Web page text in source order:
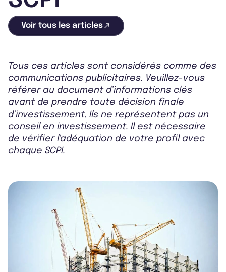
Voir tous les articles
Tous ces articles sont considérés comme des
communications publicitaires. Veuillez-vous
référer au document d’informations clés
avant de prendre toute décision finale
d’investissement. Ils ne représentent pas un
conseil en investissement. Il est nécessaire
de vérifier l'adéquation de votre profil avec
chaque SCPI.